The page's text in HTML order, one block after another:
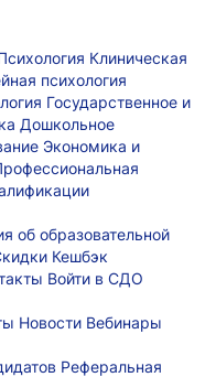
Клиническая
психология
Государственное и
Дошкольное
Экономика и
об образовательной
Кешбэк
Войти в СДО
Новости Вебинары
Реферальная